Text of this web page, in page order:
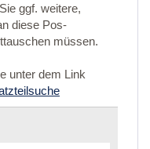
ggf. weitere,
diese Pos-
müssen.
unter dem Link